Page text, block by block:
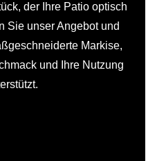
der Ihre Patio optisch
Sie unser Angebot und
Markise,
und Ihre Nutzung